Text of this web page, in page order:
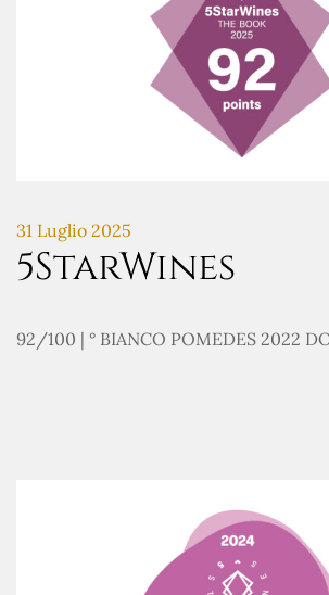
31 Luglio 2025
5StarWines
92/100 | ° BIANCO POMEDES 2022